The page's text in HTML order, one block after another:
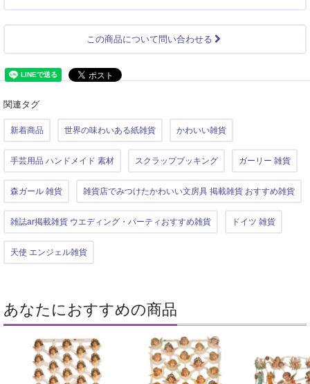
この商品について問い合わせる
関連タグ
新着商品 世界の味わいある紙雑貨 かわいい雑貨
手芸用品 ハンドメイド 素材 スクラップブッキング ガーリー 雑貨
森ガール 雑貨 雑貨店でみつけたかわいい文房具 掲載雑貨 おすすめ雑貨
雑誌ar掲載雑貨 ウエディング・パーティおすすめ雑貨 ドイツ 雑貨
天使 エンジェル雑貨
あなたにおすすめの商品